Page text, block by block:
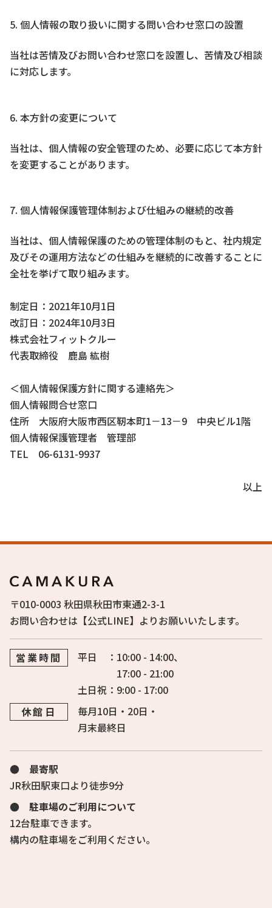
5. 個人情報の取り扱いに関する問い合わせ窓口の設置
当社は苦情及びお問い合わせ窓口を設置し、苦情及び相談
に対応します。
6. 本方針の変更について
当社は、個人情報の安全管理のため、必要に応じて本方針
を変更することがあります。
7. 個人情報保護管理体制および仕組みの継続的改善
当社は、個人情報保護のための管理体制のもと、社内規定
及びその運用方法などの仕組みを継続的に改善することに
全社を挙げて取り組みます。
制定日：2021年10月1日
改訂日：2024年10月3日
株式会社フィットクルー
代表取締役 鹿島 紘樹
＜個人情報保護方針に関する連絡先＞
個人情報問合せ窓口
住所 大阪府大阪市西区靭本町1－13－9 中央ビル1階
個人情報保護管理者 管理部
TEL 06-6131-9937
以上
〒010-0003 秋田県秋田市東通2-3-1
お問い合わせは 【公式LINE】 よりお願いいたします。
営業時間
平日 ：10:00 - 14:00、
17:00 - 21:00
土日祝：9:00 - 17:00
休館日
毎月10日・20日・
月末最終日
● 最寄駅
JR秋田駅東口より徒歩9分
● 駐車場のご利用について
12台駐車できます。
構内の駐車場をご利用ください。